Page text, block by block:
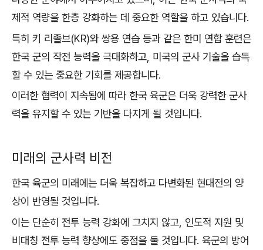
제적 역량을 한층 강화하는 데 중요한 역할을 하고 있습니다.
특히 키 리졸브(KR)와 쌍용 연습 등과 같은 한미 연합 훈련은
한국 군의 작전 능력을 극대화하고, 미국의 군사 기술을 습득
할 수 있는 중요한 기회를 제공합니다.
이러한 협력이 지속됨에 따라 한국 육군은 더욱 강력한 군사
력을 유지할 수 있는 기반을 다지게 될 것입니다.
미래의 군사력 비전
한국 육군의 미래에는 더욱 복잡하고 다변화된 현대전의 양
상이 반영될 것입니다.
이는 단순히 전투 능력 강화에 그치지 않고, 인도적 지원 및
비대칭 전투 능력 향상에도 중점을 둘 것입니다. 육군의 방어